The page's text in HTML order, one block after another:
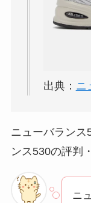
出典： ニ
ニューバランス
ンス530の評判
ニ